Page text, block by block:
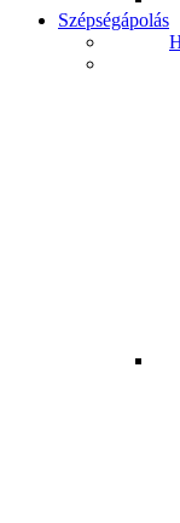
Szépségápolás